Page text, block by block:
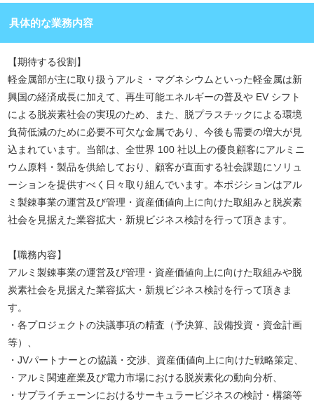
具体的な業務内容
【期待する役割】
軽金属部が主に取り扱うアルミ・マグネシウムといった軽金属は新
興国の経済成長に加えて、再生可能エネルギーの普及や EV シフト
による脱炭素社会の実現のため、また、脱プラスチックによる環境
負荷低減のために必要不可欠な金属であり、今後も需要の増大が見
込まれています。当部は、全世界 100 社以上の優良顧客にアルミニ
ウム原料・製品を供給しており、顧客が直面する社会課題にソリュ
ーションを提供すべく日々取り組んでいます。本ポジションはアル
ミ製錬事業の運営及び管理・資産価値向上に向けた取組みと脱炭素
社会を見据えた業容拡大・新規ビジネス検討を行って頂きます。
【職務内容】
アルミ製錬事業の運営及び管理・資産価値向上に向けた取組みや脱
炭素社会を見据えた業容拡大・新規ビジネス検討を行って頂きま
す。
・各プロジェクトの決議事項の精査（予決算、設備投資・資金計画
等）、
・JVパートナーとの協議・交渉、資産価値向上に向けた戦略策定、
・アルミ関連産業及び電力市場における脱炭素化の動向分析、
・サプライチェーンにおけるサーキュラービジネスの検討・構築等